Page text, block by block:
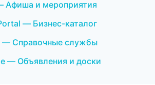
Афиша и мероприятия
— Бизнес-каталог
— Справочные службы
— Объявления и доски